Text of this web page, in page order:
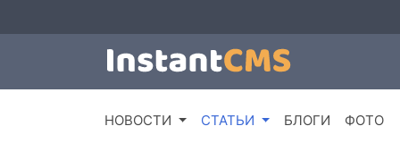
НОВОСТИ СТАТЬИ БЛОГИ ФОТО